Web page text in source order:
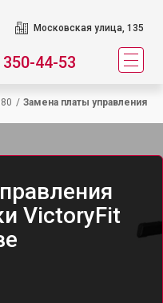
Московская улица, 135
44-53
/ Замена платы управления
VictoryFit